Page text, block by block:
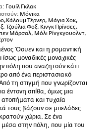
Γουίλ Γκλακ
Μόνικα
Τέρνερ, Μάγια Χοκ,
Τζούλια Φοξ, Κινγκ Πρίνσες,
Μάρσαλ, Μόλι Ρίνγκγουολντ,
Όουεν και η ρομαντική
ίσως μοναδικές μοναχικές
πόλη που αναζητούν κάτι
από ένα περιστασιακό
τη στιγμή που γνωρίζονται
έντονη σπίθα, όμως μια
ατοπήματα και τυχαία
τους βάζουν σε μπελάδες
χώρια. Σε ένα
στην πόλη, που μία του